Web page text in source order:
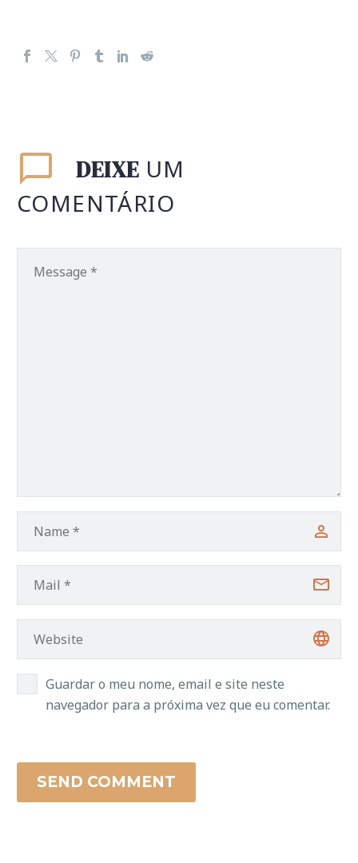
DEIXE UM
COMENTÁRIO
Guardar o meu nome, email e site neste
navegador para a próxima vez que eu comentar.
SEND COMMENT